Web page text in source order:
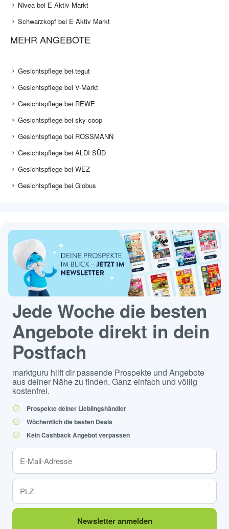
Nivea bei E Aktiv Markt
Schwarzkopf bei E Aktiv Markt
MEHR ANGEBOTE
Gesichtspflege bei tegut
Gesichtspflege bei V-Markt
Gesichtspflege bei REWE
Gesichtspflege bei sky coop
Gesichtspflege bei ROSSMANN
Gesichtspflege bei ALDI SÜD
Gesichtspflege bei WEZ
Gesichtspflege bei Globus
Jede Woche die besten
Angebote direkt in dein
Postfach
marktguru hilft dir passende Prospekte und Angebote
aus deiner Nähe zu finden. Ganz einfach und völlig
kostenfrei.
Prospekte deiner Lieblingshändler
Wöchentlich die besten Deals
Kein Cashback Angebot verpassen
Newsletter anmelden